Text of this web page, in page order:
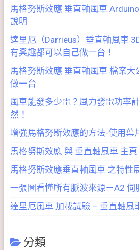
馬格努斯效應 垂直軸風車
說明
達里厄（Darrieus）垂直軸風車
有興趣都可以自己做一台！
馬格努斯效應 垂直軸風車 檔案
做一台
風車能發多少電？風力發電功率
然！
增強馬格努斯效應的方法-使用葉
馬格努斯效應 與 垂直軸風車 主頁
馬格努斯效應垂直軸風車 之特性
一張圖看懂所有脈波來源－A2 伺
達里厄風車 加載試驗 – 垂直軸風
分類